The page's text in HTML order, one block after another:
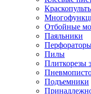
Отбойные
Паяльники
Пилы
Плиткорезы
Подъемники